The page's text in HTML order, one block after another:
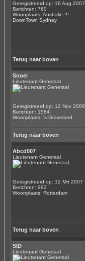
Geregistreerd op: 16 Aug 2007
Berichten: 760
Woonplaats: Australie !!!
DownTown Sydney
Terug naar boven
Snoei
Lieutenant Generaal
Geregistreerd op: 12 Nov 2006
Berichten: 1584
Woonplaats: 's-Graveland
Terug naar boven
Abcd007
Lieutenant Generaal
Geregistreerd op: 12 Mrt 2007
Berichten: 993
Woonplaats: Rotterdam
Terug naar boven
SID
Lieutenant Generaal